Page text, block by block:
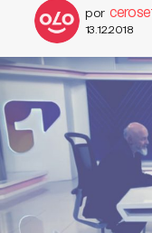
por
13.12.2018